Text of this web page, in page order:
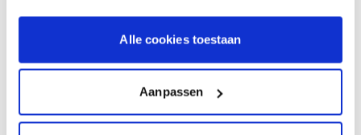
Alle cookies toestaan
Aanpassen
korrel 400 2,02 €
2,02 €
2,02 €